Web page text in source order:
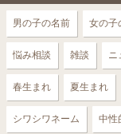
男の子の名前 女の子
悩み相談 雑談 ニ
春生まれ 夏生まれ
シワシワネーム 中性